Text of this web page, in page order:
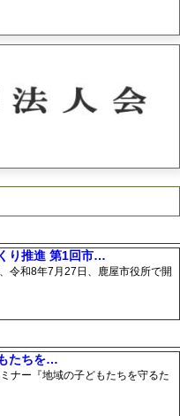
り推進 第1回市…
令和8年7月27日、鹿屋市役所で開
たちを…
ナー『地域の子どもたちを守るた